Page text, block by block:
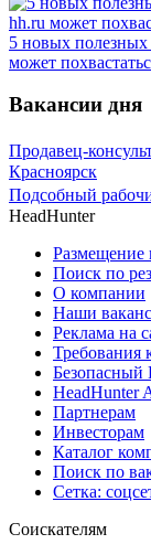
5 новых
может
Вакансии дня
Продавец-
Красноярск
Подсобный
HeadHunter
Размещение
Поиск по
О компании
Наши
Реклама на
Требования
Безопасный
HeadHunter
Партнерам
Инвесторам
Каталог
Поиск по
Сетка:
Соискателям